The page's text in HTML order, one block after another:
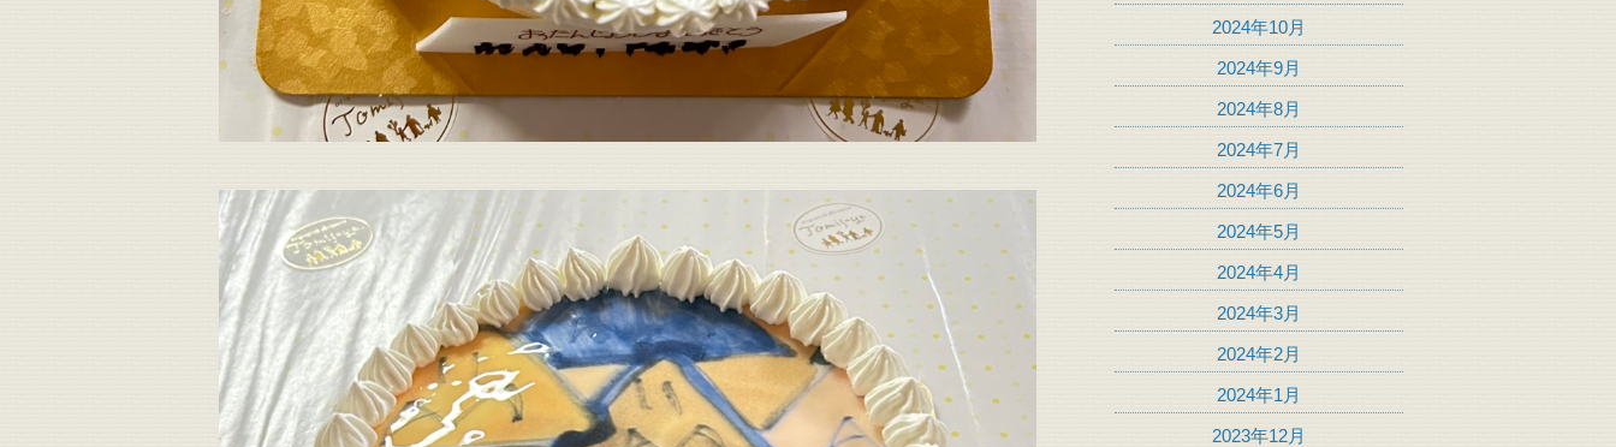
2024年10月
2024年9月
2024年8月
2024年7月
2024年6月
2024年5月
2024年4月
2024年3月
2024年2月
2024年1月
2023年12月